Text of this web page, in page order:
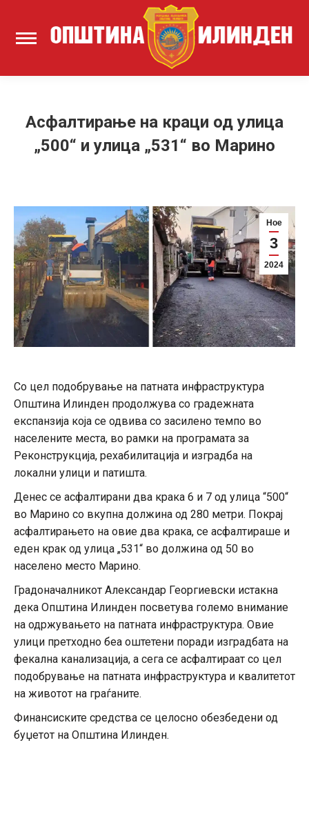
Асфалтирање на краци од улица
„500“ и улица „531“ во Марино
Ное
3
2024
Со цел подобрување на патната инфраструктура
Општина Илинден продолжува со градежната
експанзија која се одвива со засилено темпо во
населените места, во рамки на програмата за
Реконструкција, рехабилитација и изградба на
локални улици и патишта.
Денес се асфалтирани два крака 6 и 7 од улица “500“
во Марино со вкупна должина од 280 метри. Покрај
асфалтирањето на овие два крака, се асфалтираше и
еден крак од улица „531“ во должина од 50 во
населено место Марино.
Градоначалникот Александар Георгиевски истакна
дека Општина Илинден посветува големо внимание
на одржувањето на патната инфраструктура. Овие
улици претходно беа оштетени поради изградбата на
фекална канализација, а сега се асфалтираат со цел
подобрување на патната инфраструктура и квалитетот
на животот на граѓаните.
Финансиските средства се целосно обезбедени од
буџетот на Општина Илинден.